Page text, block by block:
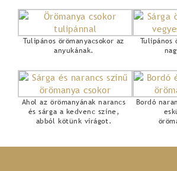
Tulipános örömanyacsokor az
anyukának.
Tulipános
Ahol az örömanyának narancs
és sárga a kedvenc színe,
abból kötünk virágot.
Bordó